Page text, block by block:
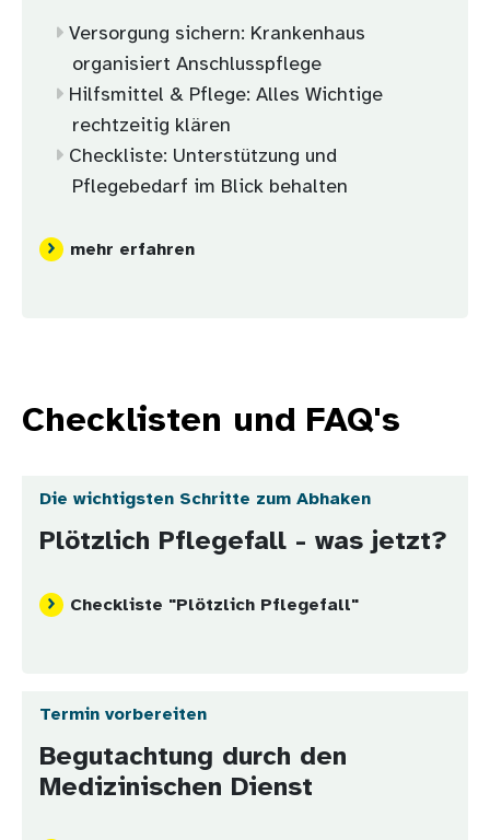
Versorgung sichern: Krankenhaus
organisiert Anschlusspflege
Hilfsmittel & Pflege: Alles Wichtige
rechtzeitig klären
Checkliste: Unterstützung und
Pflegebedarf im Blick behalten
mehr erfahren
Checklisten und FAQ's
Die wichtigsten Schritte zum Abhaken
Plötzlich Pflegefall - was jetzt?
Checkliste "Plötzlich Pflegefall"
Termin vorbereiten
Begutachtung durch den
Medizinischen Dienst